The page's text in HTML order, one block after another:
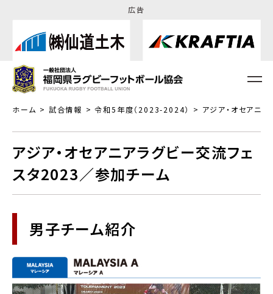
広告
ホーム 試合情報 令和5年度（2023-2024） アジア・オセアニ
アジア・オセアニアラグビー交流フェ
スタ2023／参加チーム
男子チーム紹介